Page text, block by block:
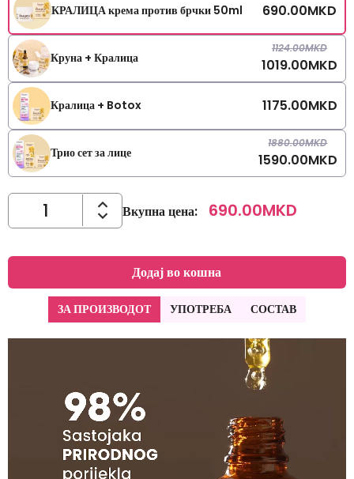
КРАЛИЦА крема против брчки 50ml 690.00MKD
Круна + Кралица
1124.00MKD
1019.00MKD
Кралица + Botox 1175.00MKD
Трио сет за лице
1880.00MKD
1590.00MKD
Вкупна цена: 690.00MKD
Додај во кошна
ЗА ПРОИЗВОДОТ УПОТРЕБА СОСТАВ